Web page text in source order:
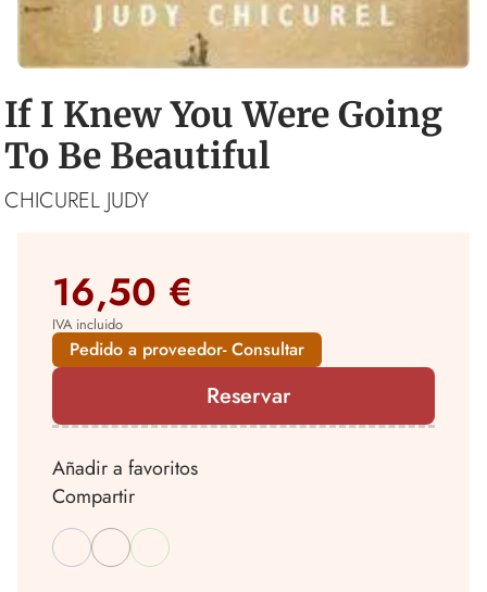
If I Knew You Were Going
To Be Beautiful
CHICUREL JUDY
16,50 €
IVA incluido
Pedido a proveedor- Consultar
Reservar
Añadir a favoritos
Compartir